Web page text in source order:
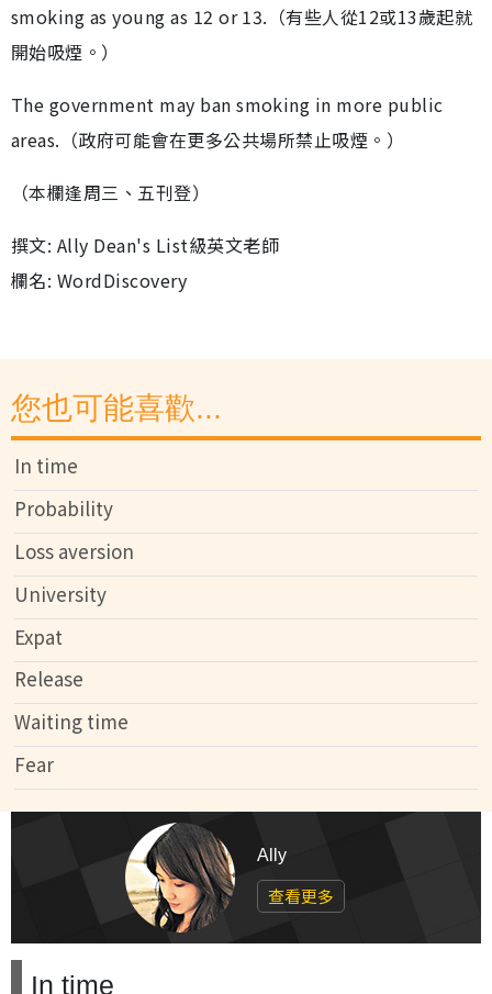
smoking as young as 12 or 13.（有些人從12或13歲起就
開始吸煙。）
The government may ban smoking in more public
areas.（政府可能會在更多公共場所禁止吸煙。）
（本欄逢周三、五刊登）
撰文: Ally Dean's List級英文老師
欄名: WordDiscovery
您也可能喜歡...
In time
Probability
Loss aversion
University
Expat
Release
Waiting time
Fear
Ally
查看更多
In time